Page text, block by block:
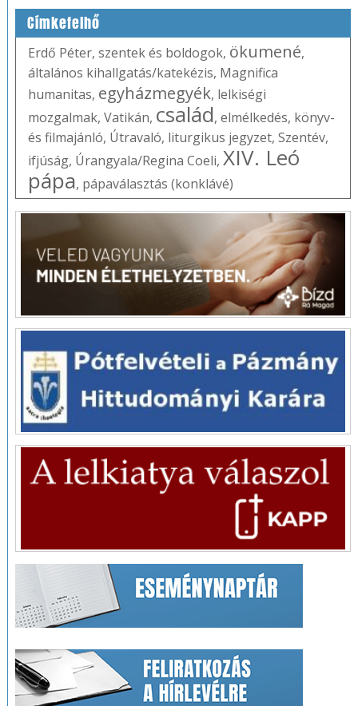
Címkefelhő
Erdő Péter, szentek és boldogok, ökumené,
általános kihallgatás/katekézis, Magnifica
humanitas, egyházmegyék, lelkiségi
mozgalmak, Vatikán, család, elmélkedés, könyv-
és filmajánló, Útravaló, liturgikus jegyzet, Szentév,
ifjúság, Úrangyala/Regina Coeli, XIV. Leó
pápa, pápaválasztás (konklávé)